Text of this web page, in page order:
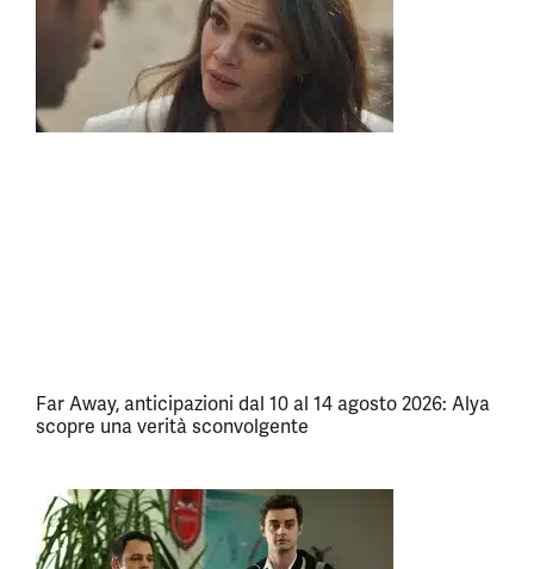
Far Away, anticipazioni dal 10 al 14 agosto 2026: Alya
scopre una verità sconvolgente